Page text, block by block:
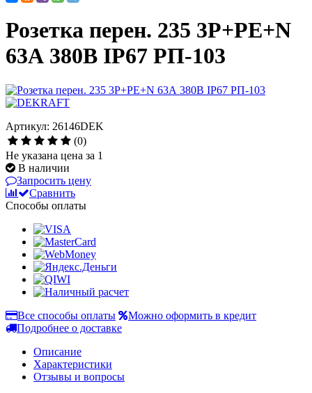
Розетка перен. 235 3Р+РЕ+N
63А 380В IP67 РП-103
Артикул: 26146DEK
(0)
Не указана цена за 1
В наличии
Запросить цену
Сравнить
Способы оплаты
Все способы оплаты
Можно оформить в кредит
Подробнее о доставке
Описание
Характеристики
Отзывы и вопросы